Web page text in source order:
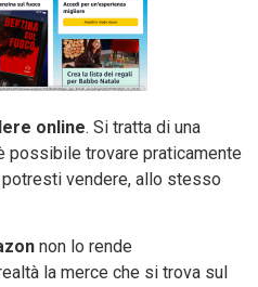
online. Si tratta di una
possibile trovare praticamente
vendere, allo stesso
non lo rende
la merce che si trova sul